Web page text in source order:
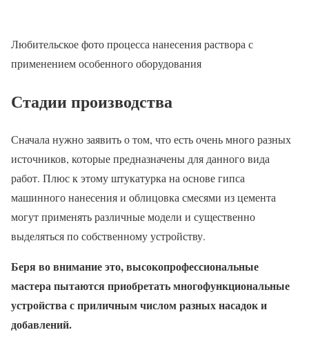
Любительское фото процесса нанесения раствора с
применением особенного оборудования
Стадии производства
Сначала нужно заявить о том, что есть очень много разных
источников, которые предназначены для данного вида
работ. Плюс к этому штукатурка на основе гипса
машинного нанесения и облицовка смесями из цемента
могут применять различные модели и существенно
выделяться по собственному устройству.
Беря во внимание это, высокопрофессиональные
мастера пытаются приобретать многофункциональные
устройства с приличным числом разных насадок и
добавлений.